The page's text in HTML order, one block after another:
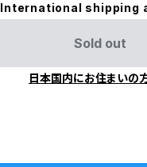
International shipping
Sold out
日本国内にお住まいの